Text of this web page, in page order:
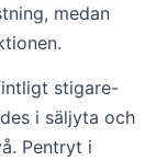
medan
stigare-
i säljyta och
Pentryt i